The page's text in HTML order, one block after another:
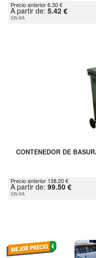
Precio anterior 6.30 €
A partir de: 5.42 €
SIN IVA
CONTENEDOR DE
Precio anterior 138.20 €
A partir de: 99.50 €
SIN IVA